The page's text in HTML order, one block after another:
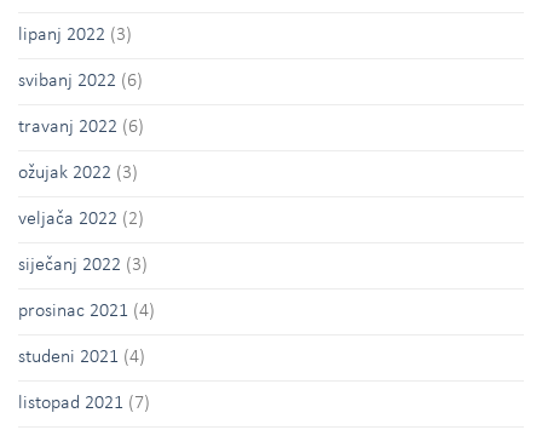
lipanj 2022 (3)
svibanj 2022 (6)
travanj 2022 (6)
ožujak 2022 (3)
veljača 2022 (2)
siječanj 2022 (3)
prosinac 2021 (4)
studeni 2021 (4)
listopad 2021 (7)